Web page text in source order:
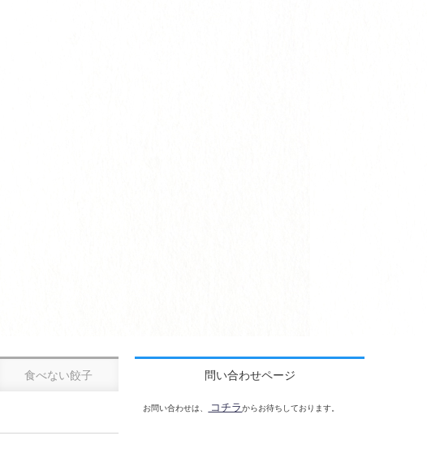
食べない餃子 問い合わせページ
お問い合わせは、 コチラからお待ちしております。